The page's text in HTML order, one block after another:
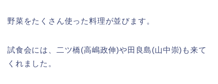
野菜をたくさん使った料理が並びます。
試食会には、二ツ橋(高嶋政伸)や田良島(山中崇)も来て
くれました。